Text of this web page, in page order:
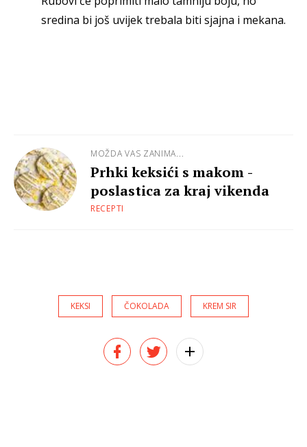
sredina bi još uvijek trebala biti sjajna i mekana.
MOŽDA VAS ZANIMA...
Prhki keksići s makom -
poslastica za kraj vikenda
RECEPTI
KEKSI ČOKOLADA KREM SIR